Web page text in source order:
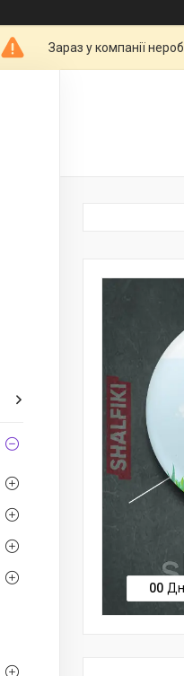
Зараз у компанії
00